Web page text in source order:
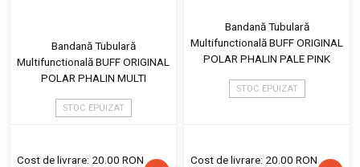
Bandană Tubulară
Multifunctională BUFF ORIGINAL
POLAR PHALIN MULTI
STOC EPUIZAT
Cost de livrare: 20.00 RON
Bandană Tubulară
Multifunctională BUFF ORIGINAL
POLAR PHALIN PALE PINK
STOC EPUIZAT
Cost de livrare: 20.00 RON